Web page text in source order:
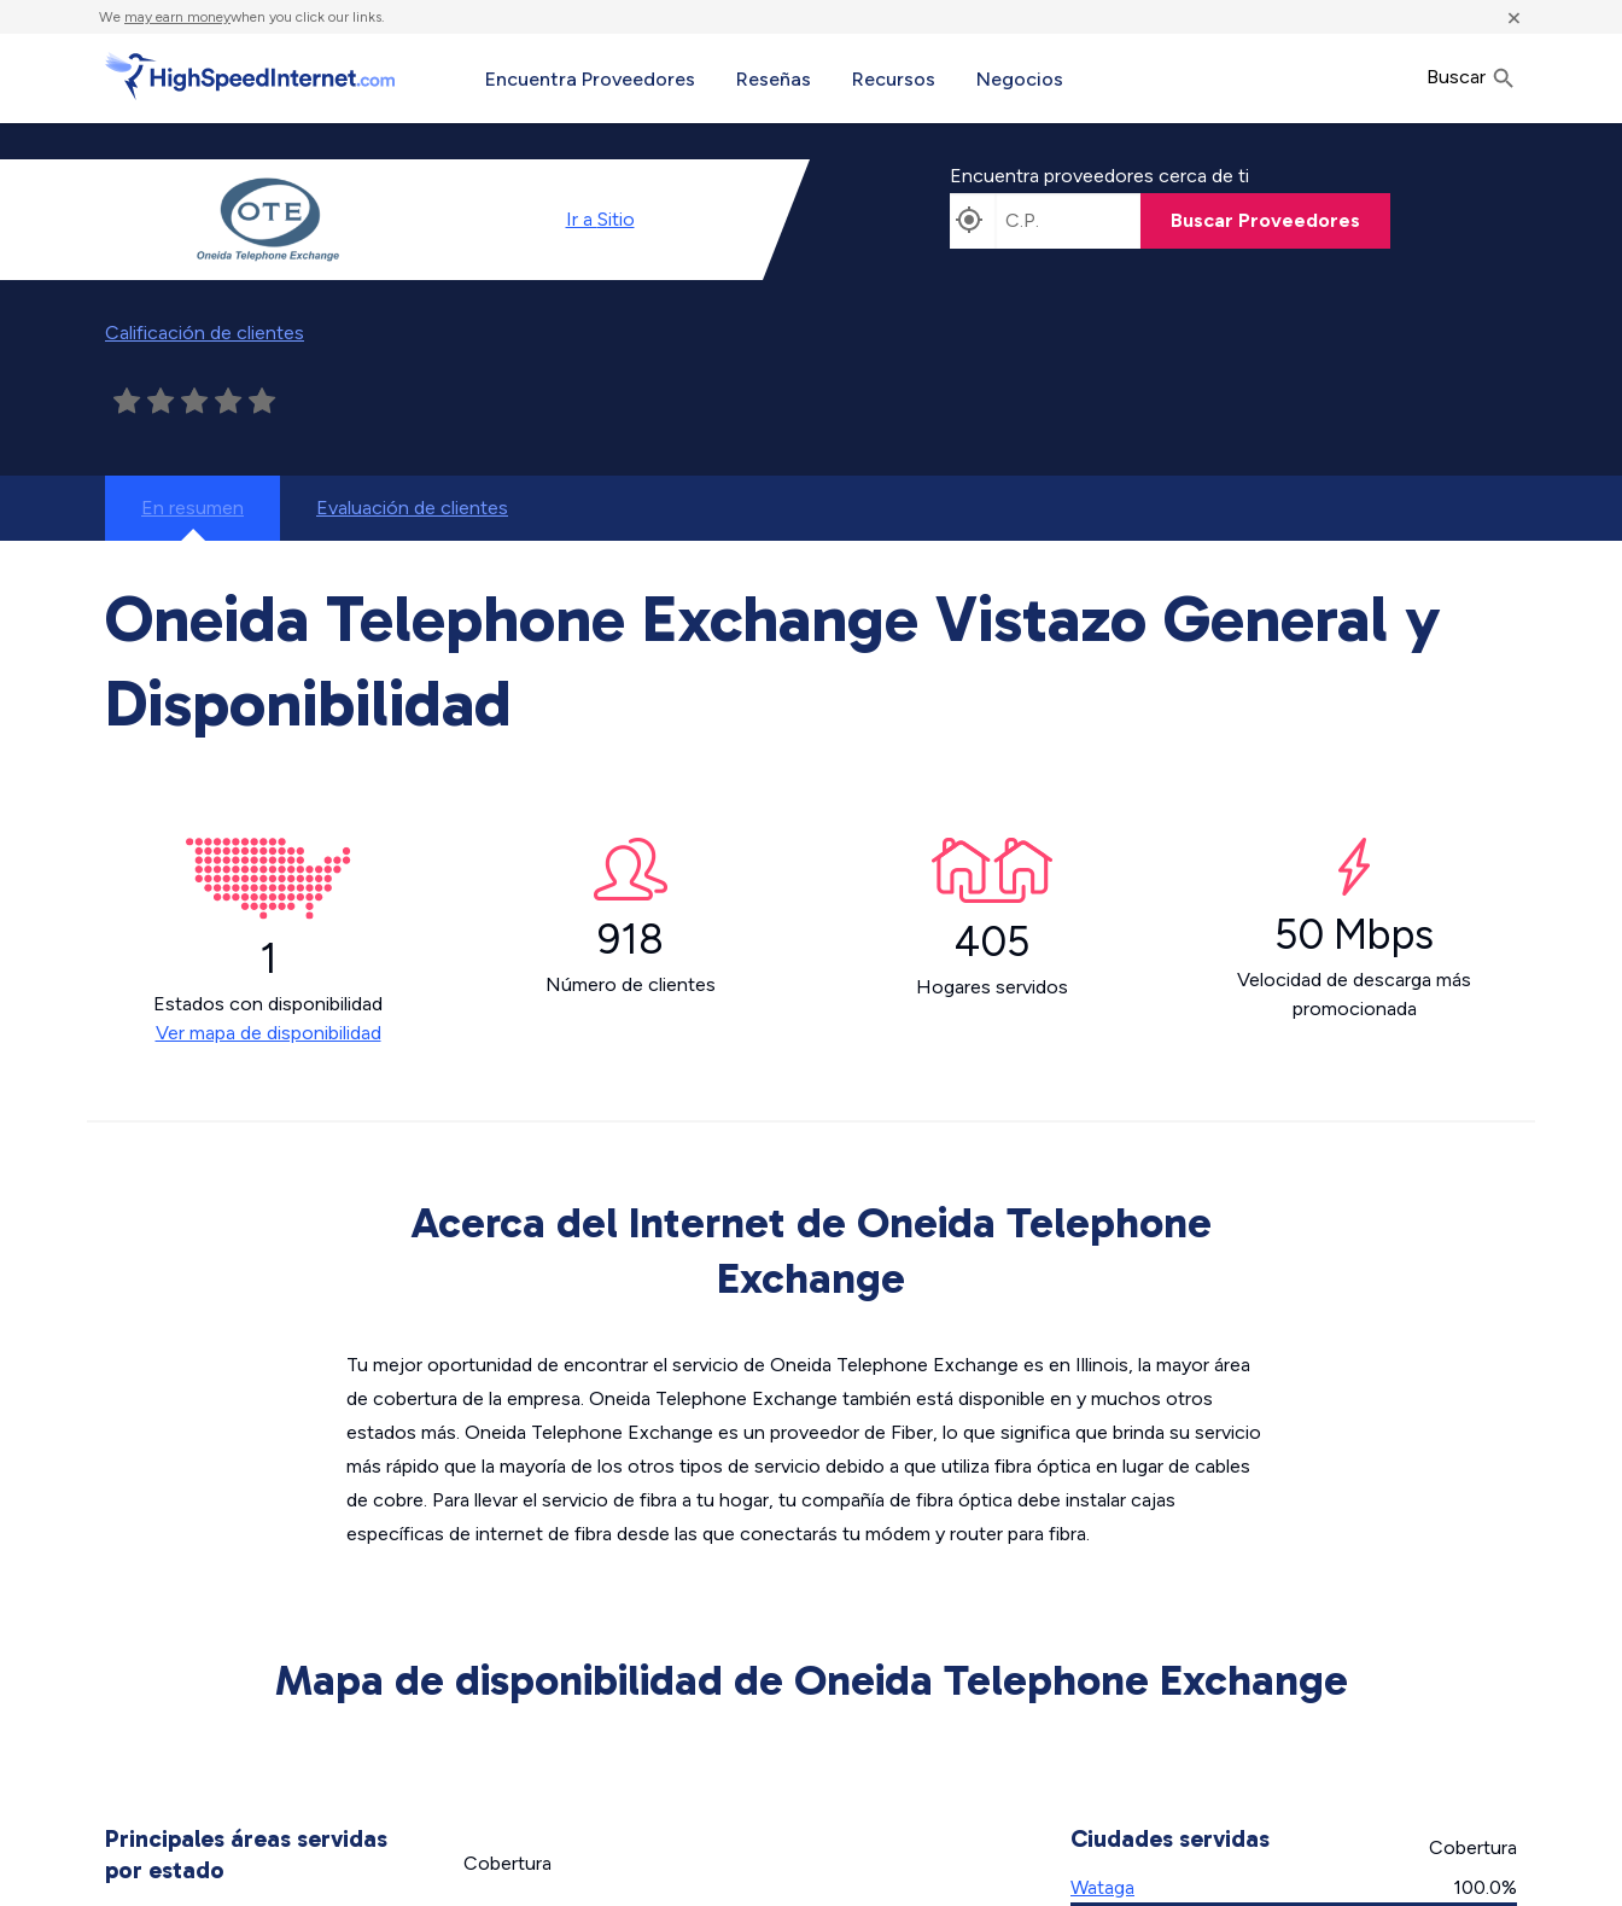
We may earn moneywhen you click our links. ×
Encuentra Proveedores Reseñas Recursos Negocios Buscar
Ir a Sitio
Calificación de clientes
Encuentra proveedores cerca de ti
Buscar Proveedores
En resumen Evaluación de clientes
Oneida Telephone Exchange Vistazo General y
Disponibilidad
1
Estados con disponibilidad
Ver mapa de disponibilidad
918
Número de clientes
405
Hogares servidos
50 Mbps
Velocidad de descarga más
promocionada
Acerca del Internet de Oneida Telephone
Exchange
Tu mejor oportunidad de encontrar el servicio de Oneida Telephone Exchange es en Illinois, la mayor área
de cobertura de la empresa. Oneida Telephone Exchange también está disponible en y muchos otros
estados más. Oneida Telephone Exchange es un proveedor de Fiber, lo que significa que brinda su servicio
más rápido que la mayoría de los otros tipos de servicio debido a que utiliza fibra óptica en lugar de cables
de cobre. Para llevar el servicio de fibra a tu hogar, tu compañía de fibra óptica debe instalar cajas
específicas de internet de fibra desde las que conectarás tu módem y router para fibra.
Mapa de disponibilidad de Oneida Telephone Exchange
Principales áreas servidas
por estado
Cobertura
Ciudades servidas
Cobertura
Wataga
100.0%